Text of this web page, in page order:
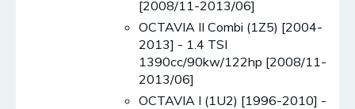
[2008/11-2013/06]
OCTAVIA II Combi (1Z5) [2004-
2013] - 1.4 TSI
1390cc/90kw/122hp [2008/11-
2013/06]
OCTAVIA I (1U2) [1996-2010] -